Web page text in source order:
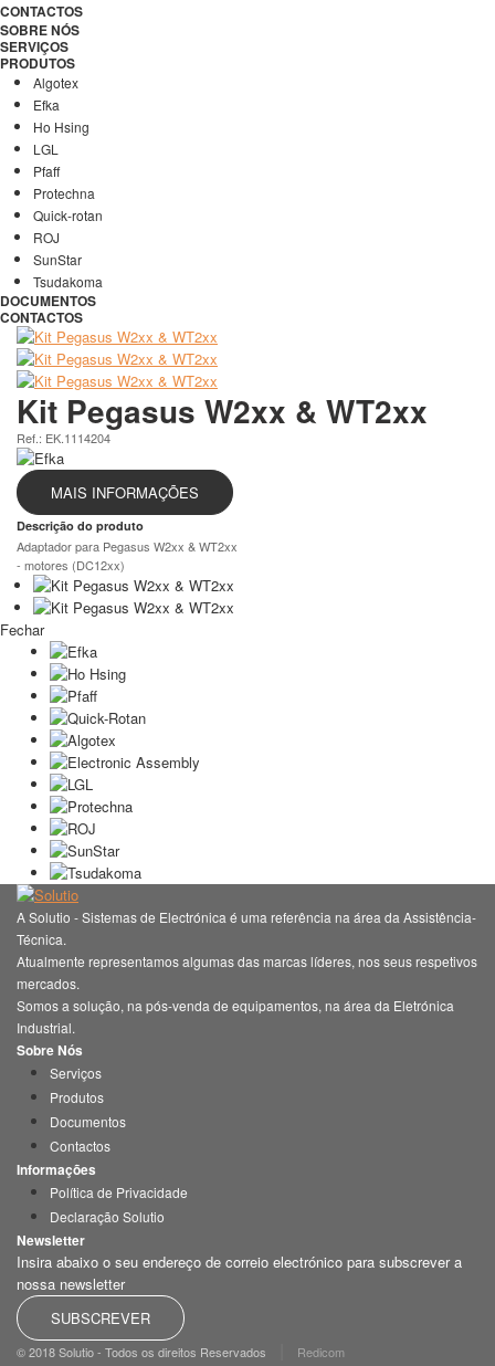
CONTACTOS
SOBRE NÓS
SERVIÇOS
PRODUTOS
Algotex
Efka
Ho Hsing
LGL
Pfaff
Protechna
Quick-rotan
ROJ
SunStar
Tsudakoma
DOCUMENTOS
CONTACTOS
Kit Pegasus W2xx & WT2xx
Ref.: EK.1114204
MAIS INFORMAÇÕES
Descrição do produto
Adaptador para Pegasus W2xx & WT2xx
- motores (DC12xx)
Fechar
A Solutio - Sistemas de Electrónica é uma referência na área da Assistência-
Técnica.
Atualmente representamos algumas das marcas líderes, nos seus respetivos
mercados.
Somos a solução, na pós-venda de equipamentos, na área da Eletrónica
Industrial.
Sobre Nós
Serviços
Produtos
Documentos
Contactos
Informações
Política de Privacidade
Declaração Solutio
Newsletter
Insira abaixo o seu endereço de correio electrónico para subscrever a
nossa newsletter
SUBSCREVER
© 2018 Solutio - Todos os direitos Reservados Redicom